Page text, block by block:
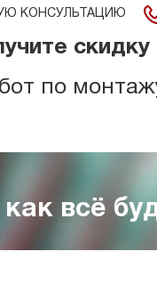
КОНСУЛЬТАЦИЮ
скидку
по
как всё